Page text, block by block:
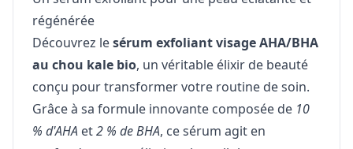
régénérée
Découvrez lesérum exfoliant visage AHA/BHA
au chou kale bio, un véritable élixir de beauté
conçu pour transformer votre routine de soin.
Grâce à sa formule innovante composée de 10
% d'AHA et2 % de BHA, ce sérum agit en